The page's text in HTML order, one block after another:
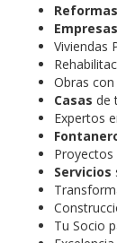
Reformas
Empresas
Viviendas
Obras
Casas de
Expertos
Proyectos
Servicios
Tu Socio